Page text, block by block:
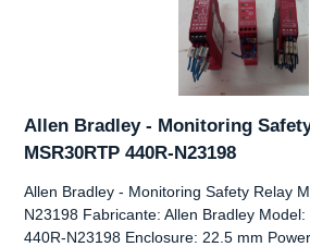
Allen Bradley - Monitoring
MSR30RTP 440R-N23198
Allen Bradley - Monitoring Safety Relay
N23198 Fabricante: Allen Bradley
440R-N23198 Enclosure: 22.5 mm